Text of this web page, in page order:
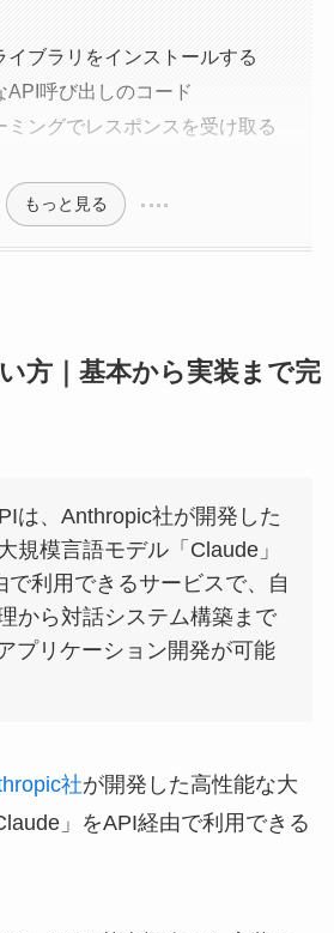
イブラリをインストールする
API呼び出しのコード
ミングでレスポンスを受け取る
もっと見る
方｜基本から実装まで完
は、Anthropic社が開発した
規模言語モデル「Claude」
で利用できるサービスで、自
から対話システム構築まで
プリケーション開発が可能
社が開発した高性能な大
」をAPI経由で利用できる